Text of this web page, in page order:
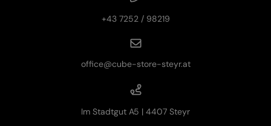
+43 7252 / 98219
office@cube-store-steyr.at
Im Stadtgut A5 | 4407 Steyr